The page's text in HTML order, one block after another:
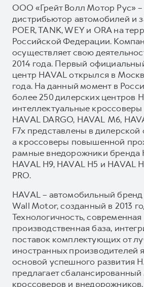
ООО «Грейт Волл Мотор Рус»
дистрибьютор автомобилей и
POER, TANK, WEY и ORA на
Российской Федерации.
осуществляет свою
2014 года. Первый
центр HAVAL открылся в
года. На данный момент в
более 250 дилерских центров
интеллектуальные
HAVAL DARGO, HAVAL М6,
F7x представлены в дилерской
а кроссоверы повышенной
рамные внедорожники бренда
HAVAL H9, HAVAL H5 и HAVAL
PRO.
HAVAL – автомобильный
Wall Motor, созданный в 2013
Технологичность, современная
производственная база,
поставок комплектующих от
иностранных производителей
основой успешного развития
предлагает
кроссоверов и